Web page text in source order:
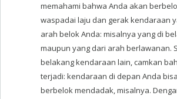
memahami bahwa Anda akan
waspadai laju dan gerak kendaraan
arah belok Anda: misalnya yang di
maupun yang dari arah berlawanan.
belakang kendaraan lain, camkan
terjadi: kendaraan di depan Anda
berbelok mendadak, misalnya.